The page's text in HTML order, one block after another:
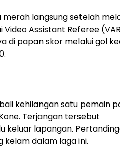
langsung setelah
Assistant Referee
di papan skor melalui gol
kehilangan satu pemain
Terjangan tersebut
keluar lapangan.
dalam laga ini.